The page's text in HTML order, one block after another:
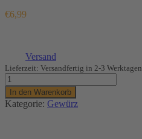
€6,99
Versand
Lieferzeit: Versandfertig in 2-3 Werktagen
Zwiebel
Dip
Menge
In den Warenkorb
Kategorie: Gewürz